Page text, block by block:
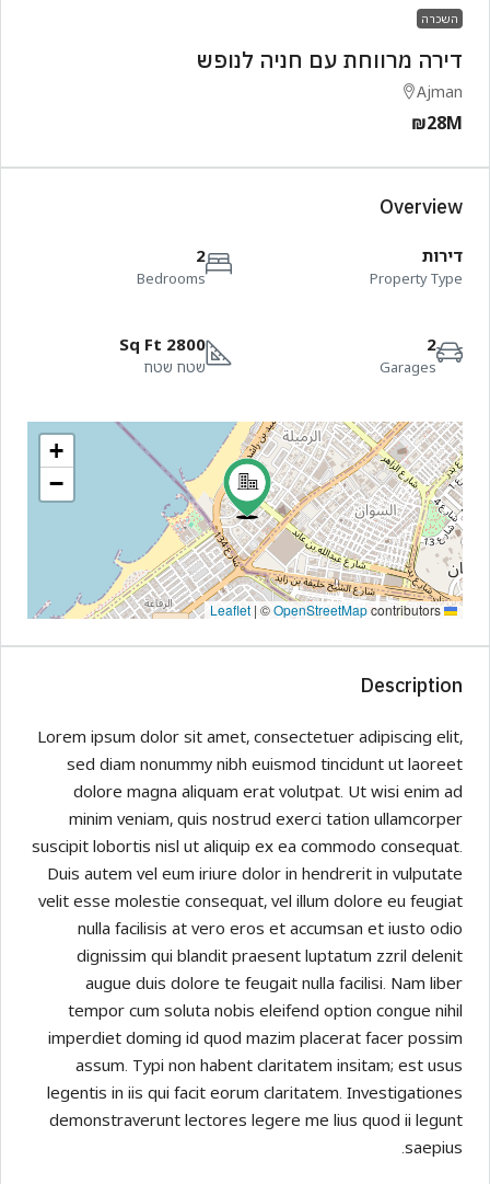
השכרה
דירה מרווחת עם חניה לנופש
Ajman
₪28M
Overview
דירות
Property Type
2
Bedrooms
2
Garages
2800 Sq Ft
שטח שטח
+
−
Leaflet
| ©OpenStreetMapcontributors
Description
Lorem ipsum dolor sit amet, consectetuer adipiscing elit,
sed diam nonummy nibh euismod tincidunt ut laoreet
dolore magna aliquam erat volutpat. Ut wisi enim ad
minim veniam, quis nostrud exerci tation ullamcorper
suscipit lobortis nisl ut aliquip ex ea commodo consequat.
Duis autem vel eum iriure dolor in hendrerit in vulputate
velit esse molestie consequat, vel illum dolore eu feugiat
nulla facilisis at vero eros et accumsan et iusto odio
dignissim qui blandit praesent luptatum zzril delenit
augue duis dolore te feugait nulla facilisi. Nam liber
tempor cum soluta nobis eleifend option congue nihil
imperdiet doming id quod mazim placerat facer possim
assum. Typi non habent claritatem insitam; est usus
legentis in iis qui facit eorum claritatem. Investigationes
demonstraverunt lectores legere me lius quod ii legunt
saepius.